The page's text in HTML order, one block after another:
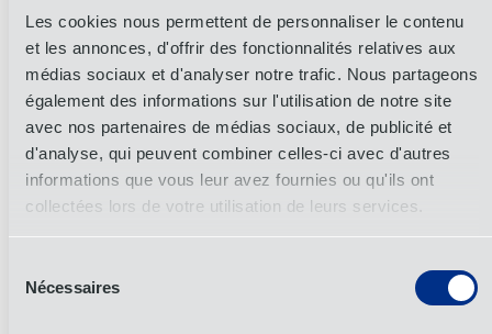
Les cookies nous permettent de personnaliser le contenu
et les annonces, d'offrir des fonctionnalités relatives aux
médias sociaux et d'analyser notre trafic. Nous partageons
également des informations sur l'utilisation de notre site
avec nos partenaires de médias sociaux, de publicité et
d'analyse, qui peuvent combiner celles-ci avec d'autres
informations que vous leur avez fournies ou qu'ils ont
collectées lors de votre utilisation de leurs services.
Nécessaires